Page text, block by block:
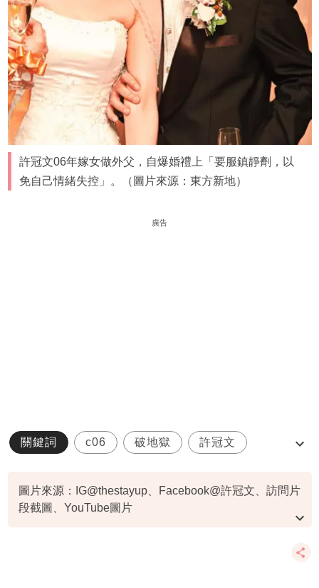
許冠文06年嫁女做外父，自爆婚禮上「要服鎮靜劑，以
免自己情緒失控」。（圖片來源：東方新地）
廣告
關鍵詞 c06 破地獄 許冠文
圖片來源：IG@thestayup、Facebook@許冠文、訪問片
段截圖、YouTube圖片